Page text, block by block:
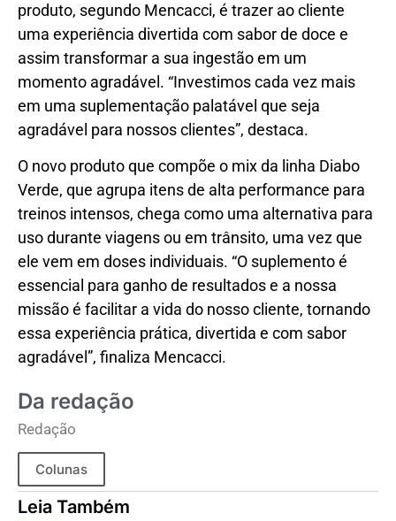
produto, segundo Mencacci, é trazer ao cliente
uma experiência divertida com sabor de doce e
assim transformar a sua ingestão em um
momento agradável. “Investimos cada vez mais
em uma suplementação palatável que seja
agradável para nossos clientes”, destaca.
O novo produto que compõe o mix da linha Diabo
Verde, que agrupa itens de alta performance para
treinos intensos, chega como uma alternativa para
uso durante viagens ou em trânsito, uma vez que
ele vem em doses individuais. “O suplemento é
essencial para ganho de resultados e a nossa
missão é facilitar a vida do nosso cliente, tornando
essa experiência prática, divertida e com sabor
agradável”, finaliza Mencacci.
Da redação
Redação
Colunas
Leia Também